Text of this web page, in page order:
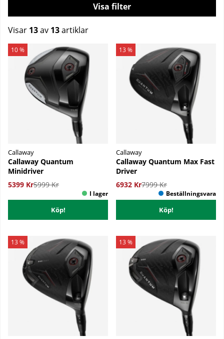
Filtrera
Visar 13av 13artiklar
Produkter
10 %
Callaway
Callaway Quantum
Minidriver
5399 Kr5999 Kr
Köp!
13 %
Callaway
Callaway Quantum Max Fast
Driver
6932 Kr7999 Kr
Köp!
13 % 13 %